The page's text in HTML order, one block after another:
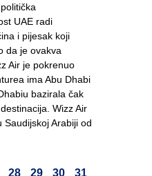
UAE radi
i pijesak koji
da je ovakva
Air je pokrenuo
ima Abu Dhabi
bazirala čak
Wizz Air
Arabiji od
28 29 30 31